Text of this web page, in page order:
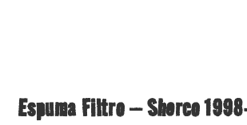
Espuma Filtro – Sherco